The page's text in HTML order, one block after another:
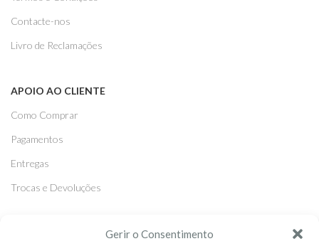
Gerir o Consentimento
Contacte-nos
Livro de Reclamações
APOIO AO CLIENTE
Como Comprar
Pagamentos
Entregas
Trocas e Devoluções